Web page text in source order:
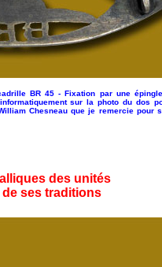
BR 45 - Fixation par une
sur la photo du dos
Chesneau que je remercie pour
des unités
ses traditions